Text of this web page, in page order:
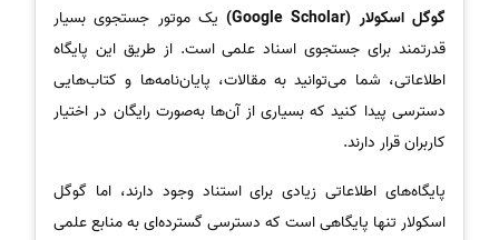
گوگل اسکولار (Google Scholar)
یک موتور جستجوی بسیار
قدرتمند برای جستجوی اسناد علمی است. از طریق این پایگاه
اطلاعاتی، شما می‌توانید به مقالات، پایان‌نامه‌ها و کتاب‌هایی
دسترسی پیدا کنید که بسیاری از آن‌ها به‌صورت رایگان در اختیار
کاربران قرار دارند.
پایگاه‌های اطلاعاتی زیادی برای استناد وجود دارند، اما گوگل
اسکولار تنها پایگاهی است که دسترسی گسترده‌ای به منابع علمی